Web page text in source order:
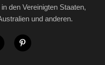
den Vereinigten Staaten,
und anderen.